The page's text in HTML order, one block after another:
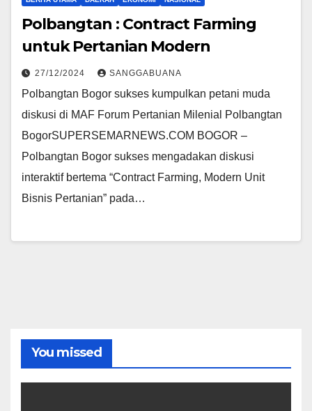
Polbangtan : Contract Farming
untuk Pertanian Modern
27/12/2024 SANGGABUANA
Polbangtan Bogor sukses kumpulkan petani muda
diskusi di MAF Forum Pertanian Milenial Polbangtan
BogorSUPERSEMARNEWS.COM BOGOR –
Polbangtan Bogor sukses mengadakan diskusi
interaktif bertema “Contract Farming, Modern Unit
Bisnis Pertanian” pada…
You missed